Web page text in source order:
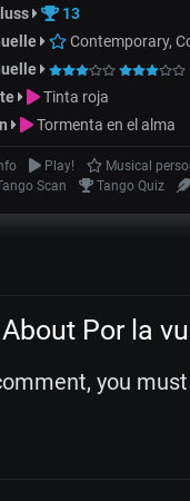
13
Contemporary,
Tinta roja
Tormenta en el alma
Play!
Musical
Scan Tango Quiz
Por la
you must